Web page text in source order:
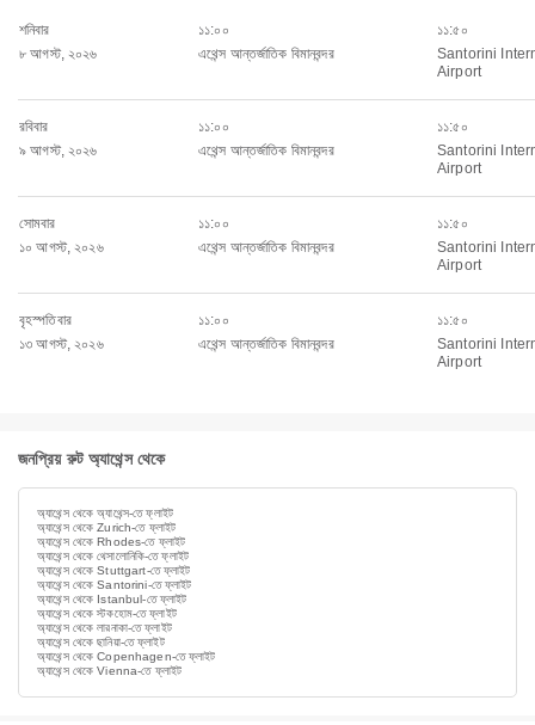
শনিবার
৮ আগস্ট, ২০২৬
১১:০০
এথেন্স আন্তর্জাতিক বিমানবন্দর
১১:৫০
Santorini
Airport
রবিবার
৯ আগস্ট, ২০২৬
১১:০০
এথেন্স আন্তর্জাতিক বিমানবন্দর
১১:৫০
Santorini
Airport
সোমবার
১০ আগস্ট, ২০২৬
১১:০০
এথেন্স আন্তর্জাতিক বিমানবন্দর
১১:৫০
Santorini
Airport
বৃহস্পতিবার
১৩ আগস্ট, ২০২৬
১১:০০
এথেন্স আন্তর্জাতিক বিমানবন্দর
১১:৫০
Santorini
Airport
জনপ্রিয় রুট অ্যাথেন্স থেকে
অ্যাথেন্স থেকে অ্যাথেন্স-তে ফ্লাইট
অ্যাথেন্স থেকে Zurich-তে ফ্লাইট
অ্যাথেন্স থেকে Rhodes-তে ফ্লাইট
অ্যাথেন্স থেকে থেসালোনিকি-তে ফ্লাইট
অ্যাথেন্স থেকে Stuttgart-তে ফ্লাইট
অ্যাথেন্স থেকে Santorini-তে ফ্লাইট
অ্যাথেন্স থেকে Istanbul-তে ফ্লাইট
অ্যাথেন্স থেকে স্টকহোম-তে ফ্লাইট
অ্যাথেন্স থেকে লারনাকা-তে ফ্লাইট
অ্যাথেন্স থেকে ছানিয়া-তে ফ্লাইট
অ্যাথেন্স থেকে Copenhagen-তে ফ্লাইট
অ্যাথেন্স থেকে Vienna-তে ফ্লাইট